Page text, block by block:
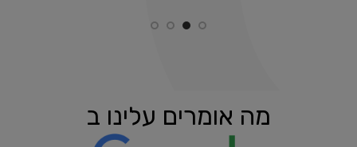
מה אומרים עלינו ב